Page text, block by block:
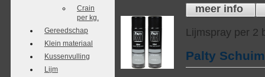
Crain
per kg.
Gereedschap
Klein materiaal
Kussenvulling
Lijm
meer info
Lijmspray per 2
Palty